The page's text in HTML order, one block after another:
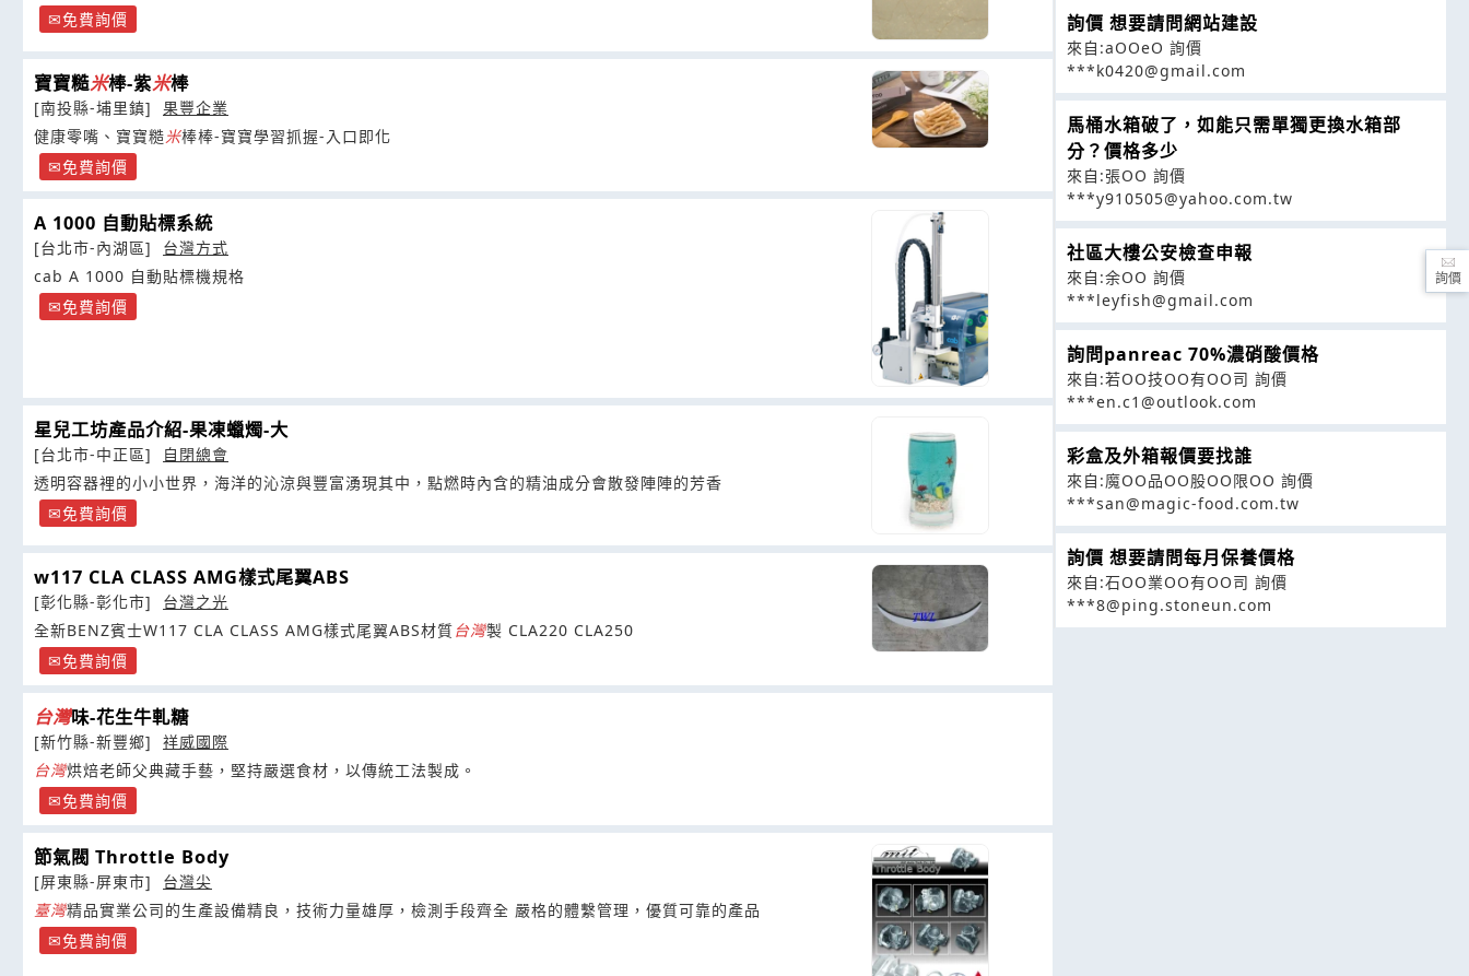
免費詢價
寶寶糙米棒-紫米棒
[南投縣-埔里鎮]
果豐企業
健康零嘴、寶寶糙米棒棒-寶寶學習抓握-入口即化
免費詢價
A 1000 自動貼標系統
[台北市-內湖區]
台灣方式
cab A 1000 自動貼標機規格
免費詢價
星兒工坊產品介紹-果凍蠟燭-大
[台北市-中正區]
自閉總會
透明容器裡的小小世界，海洋的沁涼與豐富湧現其中，點燃時內含的精油成分會散發陣陣的芳香
免費詢價
w117 CLA CLASS AMG樣式尾翼ABS
[彰化縣-彰化市]
台灣之光
全新BENZ賓士W117 CLA CLASS AMG樣式尾翼ABS材質台灣製 CLA220 CLA250
免費詢價
台灣味-花生牛軋糖
[新竹縣-新豐鄉]
祥威國際
台灣烘焙老師父典藏手藝，堅持嚴選食材，以傳統工法製成。
免費詢價
節氣閥 Throttle Body
[屏東縣-屏東市]
台灣尖
臺灣
精品實業公司的生產設備精良，技術力量雄厚，檢測手段齊全 嚴格的體繫管理，優質可靠的產品
免費詢價
詢價 想要請問網站建設
來自:aOOeO 詢價
***k0420@gmail.com
馬桶水箱破了，如能只需單獨更換水箱部
分？價格多少
來自:張OO 詢價
***y910505@yahoo.com.tw
社區大樓公安檢查申報
來自:余OO 詢價
***leyfish@gmail.com
詢問panreac 70%濃硝酸價格
來自:若OO技OO有OO司 詢價
***en.c1@outlook.com
彩盒及外箱報價要找誰
來自:魔OO品OO股OO限OO 詢價
***san@magic-food.com.tw
詢價 想要請問每月保養價格
來自:石OO業OO有OO司 詢價
***8@ping.stoneun.com
詢價